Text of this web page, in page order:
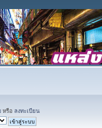
หรือ ลงทะเบียน